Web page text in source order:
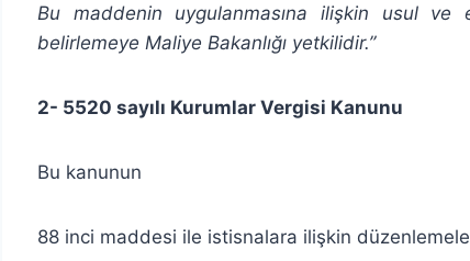
Bu maddenin uygulanmasına ilişkin usul
belirlemeye Maliye Bakanlığı yetkilidir.”
2- 5520 sayılı Kurumlar Vergisi Kanunu
Bu kanunun
88 inci maddesi ile istisnalara ilişkin düzenlemeler